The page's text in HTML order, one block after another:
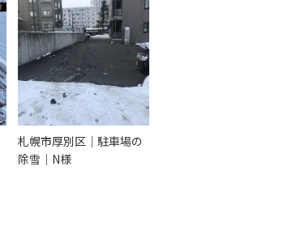
札幌市厚別区｜駐車場の
除雪｜N様